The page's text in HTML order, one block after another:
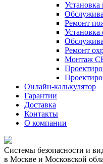
Ремонт
Установка
Ремонт
Монтаж
Онлайн-калькулятор
Гарантии
Доставка
Контакты
О компании
Системы безопасности и
в Москве и Московской